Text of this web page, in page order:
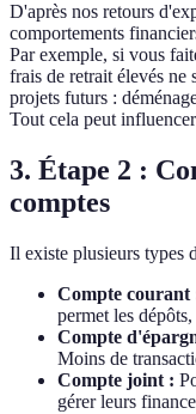
D'après nos retours
comportements
Par exemple, si vous
frais de retrait élevés ne
projets futurs :
Tout cela peut
3. Étape 2 :
comptes
Il existe plusieurs types
Compte courant
permet les
Compte
Moins de
Compte joint :
gérer leurs